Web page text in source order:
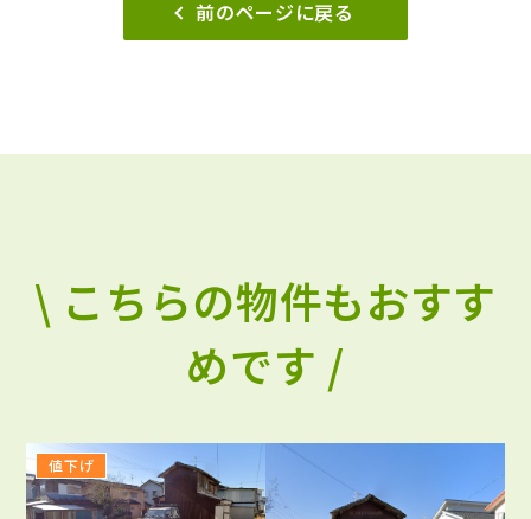
前のページに戻る
\ こちらの物件もおすす
めです /
値下げ